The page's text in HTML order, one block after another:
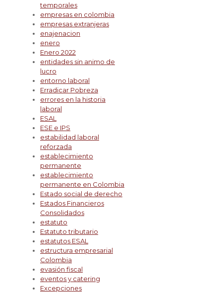
temporales
empresas en colombia
empresas extranjeras
enajenacion
enero
Enero 2022
entidades sin animo de
lucro
entorno laboral
Erradicar Pobreza
errores en la historia
laboral
ESAL
ESE e IPS
estabilidad laboral
reforzada
establecimiento
permanente
establecimiento
permanente en Colombia
Estado social de derecho
Estados Financieros
Consolidados
estatuto
Estatuto tributario
estatutos ESAL
estructura empresarial
Colombia
evasión fiscal
eventos y catering
Excepciones